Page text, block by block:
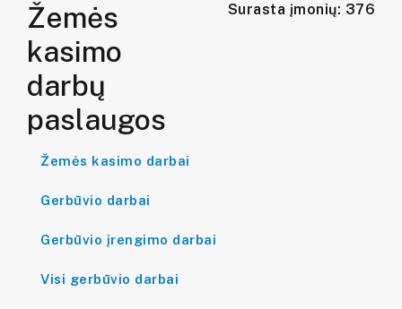
Žemės
kasimo
darbų
paslaugos
Surasta įmonių: 376
Žemės kasimo darbai
Gerbūvio darbai
Gerbūvio įrengimo darbai
Visi gerbūvio darbai